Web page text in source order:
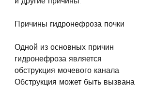
Причины гидронефроза почки
Одной из основных причин
гидронефроза является
обструкция мочевого канала.
Обструкция может быть вызвана